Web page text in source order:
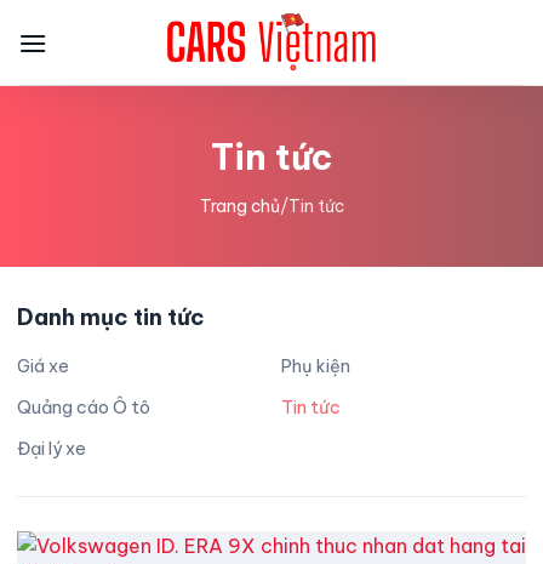
qua
Tin tức
Trang chủ/Tin tức
Danh mục tin tức
Giá xe
Phụ kiện
Quảng cáo Ô tô
Tin tức
Đại lý xe